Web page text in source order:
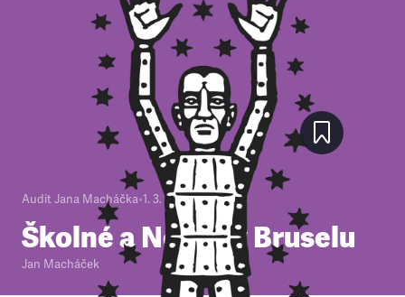
Audit Jana Macháčka•1. 3. 2012•5minut
Školné a Nečas v Bruselu
Jan Macháček